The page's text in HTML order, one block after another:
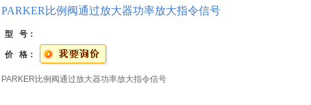
PARKER比例阀通过放大器功率放大指令信号
型 号：
价 格：
PARKER比例阀通过放大器功率放大指令信号